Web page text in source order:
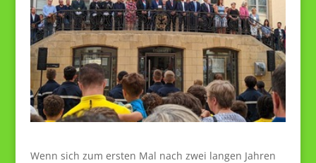
Wenn sich zum ersten Mal nach zwei langen Jahren